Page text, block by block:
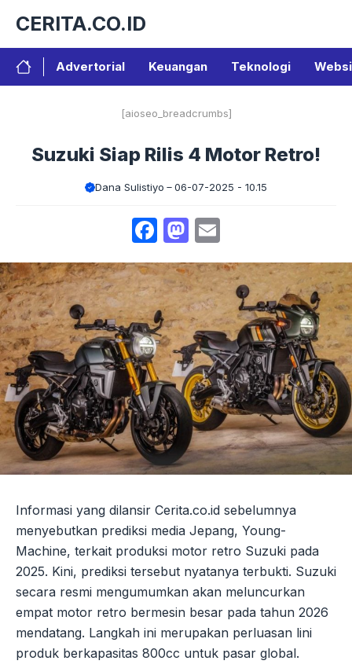
isi
CERITA.CO.ID
Advertorial Keuangan Teknologi
[aioseo_breadcrumbs]
Suzuki Siap Rilis 4 Motor Retro!
Dana Sulistiyo 06-07-2025 - 10.15
Facebook
Mastodon
Informasi yang dilansir Cerita.co.id sebelumnya
menyebutkan prediksi media Jepang, Young-
Machine, terkait produksi motor retro Suzuki pada
2025. Kini, prediksi tersebut nyatanya terbukti. Suzuki
secara resmi mengumumkan akan meluncurkan
empat motor retro bermesin besar pada tahun 2026
mendatang. Langkah ini merupakan perluasan lini
produk berkapasitas 800cc untuk pasar global.